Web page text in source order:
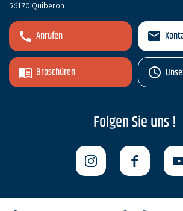
56170 Quiberon
Anrufen
Broschüren
Folgen Sie uns !